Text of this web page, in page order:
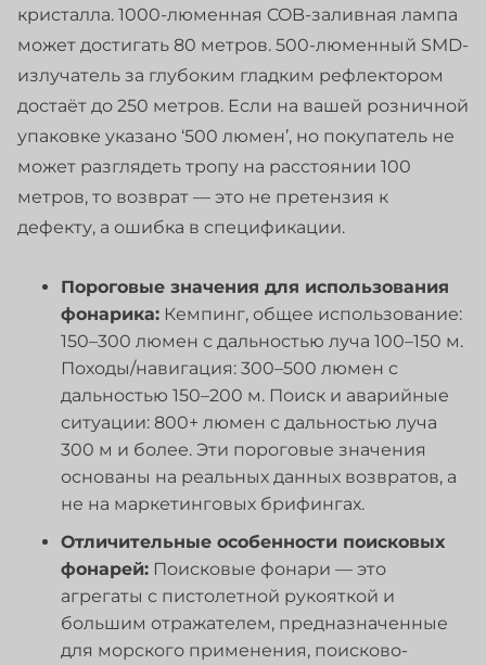
кристалла. 1000-люменная COB-заливная лампа
может достигать 80 метров. 500-люменный SMD-
излучатель за глубоким гладким рефлектором
достаёт до 250 метров. Если на вашей розничной
упаковке указано ‘500 люмен’, но покупатель не
может разглядеть тропу на расстоянии 100
метров, то возврат — это не претензия к
дефекту, а ошибка в спецификации.
Пороговые значения для использования
фонарика: Кемпинг, общее использование:
150–300 люмен с дальностью луча 100–150 м.
Походы/навигация: 300–500 люмен с
дальностью 150–200 м. Поиск и аварийные
ситуации: 800+ люмен с дальностью луча
300 м и более. Эти пороговые значения
основаны на реальных данных возвратов, а
не на маркетинговых брифингах.
Отличительные особенности поисковых
фонарей: Поисковые фонари — это
агрегаты с пистолетной рукояткой и
большим отражателем, предназначенные
для морского применения, поисково-